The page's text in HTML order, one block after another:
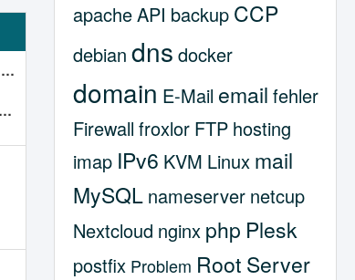
apacheAPI backup CCP
debian dns docker
domain E-Mail email fehler
Firewall froxlor FTP hosting
imap IPv6 KVM Linux mail
MySQL nameserver netcup
Nextcloud nginx php Plesk
postfix Problem Root Server